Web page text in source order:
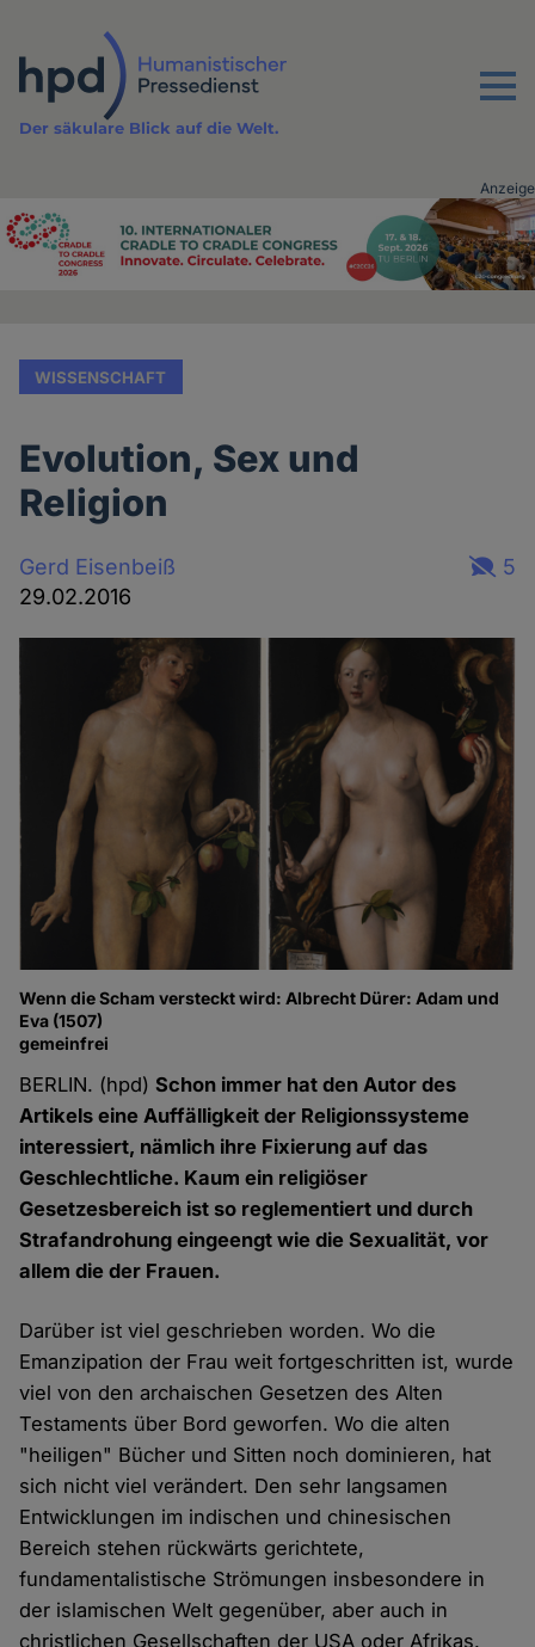
Inhalt
Menu
Der säkulare Blick auf die Welt.
Advertising
Anzeige
WISSENSCHAFT
Evolution, Sex und
Religion
Gerd Eisenbeiß
29.02.2016
5
Wenn die Scham versteckt wird: Albrecht Dürer: Adam und
Eva (1507)
gemeinfrei
BERLIN. (hpd)Schon immer hat den Autor des
Artikels eine Auffälligkeit der Religionssysteme
interessiert, nämlich ihre Fixierung auf das
Geschlechtliche. Kaum ein religiöser
Gesetzesbereich ist so reglementiert und durch
Strafandrohung eingeengt wie die Sexualität, vor
allem die der Frauen.
Darüber ist viel geschrieben worden. Wo die
Emanzipation der Frau weit fortgeschritten ist, wurde
viel von den archaischen Gesetzen des Alten
Testaments über Bord geworfen. Wo die alten
"heiligen" Bücher und Sitten noch dominieren, hat
sich nicht viel verändert. Den sehr langsamen
Entwicklungen im indischen und chinesischen
Bereich stehen rückwärts gerichtete,
fundamentalistische Strömungen insbesondere in
der islamischen Welt gegenüber, aber auch in
christlichen Gesellschaften der USA oder Afrikas.